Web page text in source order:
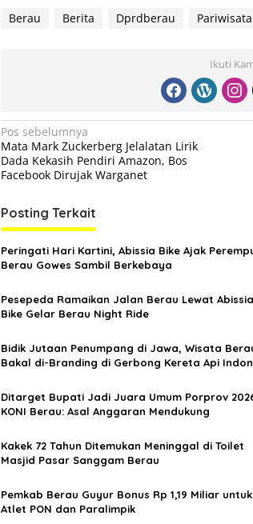
Berau Berita Dprdberau Pariwisata
Ikuti
N
a
v
i
g
a
s
i
p
s
Pos sebelumnya
Mata Mark Zuckerberg Jelalatan Lirik
Dada Kekasih Pendiri Amazon, Bos
Facebook Dirujak Warganet
Posting Terkait
Peringati Hari Kartini, Abissia Bike Ajak
Berau Gowes Sambil Berkebaya
Pesepeda Ramaikan Jalan Berau Lewat Abissia
Bike Gelar Berau Night Ride
Bidik Jutaan Penumpang di Jawa, Wisata
Bakal di-Branding di Gerbong Kereta Api
Ditarget Bupati Jadi Juara Umum Porprov
KONI Berau: Asal Anggaran Mendukung
Kakek 72 Tahun Ditemukan Meninggal di Toilet
Masjid Pasar Sanggam Berau
Pemkab Berau Guyur Bonus Rp 1,19 Miliar untuk
Atlet PON dan Paralimpik